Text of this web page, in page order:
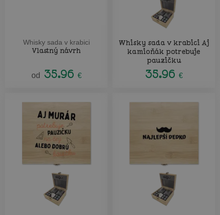
Whisky sada v krabici
Vlastný návrh
od 35.96 €
Whisky sada v krabici Aj
kamioňák potrebuje
pauzičku
35.96 €